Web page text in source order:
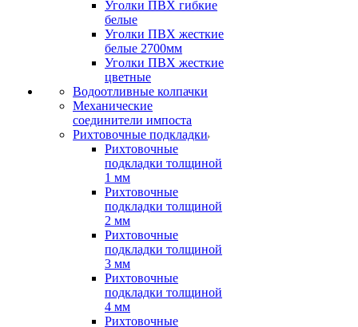
Уголки ПВХ гибкие
белые
Уголки ПВХ жесткие
белые 2700мм
Уголки ПВХ жесткие
цветные
Водоотливные колпачки
Механические
соединители импоста
Рихтовочные подкладки
Рихтовочные
подкладки толщиной
1 мм
Рихтовочные
подкладки толщиной
2 мм
Рихтовочные
подкладки толщиной
3 мм
Рихтовочные
подкладки толщиной
4 мм
Рихтовочные